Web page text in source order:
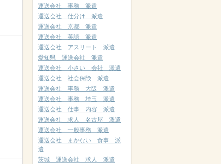
運送会社 事務 派遣
運送会社 仕分け 派遣
運送会社 京都 派遣
運送会社 英語 派遣
運送会社 アスリート 派遣
愛知県 運送会社 派遣
運送会社 小さい 会社 派遣
運送会社 社会保険 派遣
運送会社 事務 大阪 派遣
運送会社 事務 埼玉 派遣
運送会社 仕事 内容 派遣
運送会社 求人 名古屋 派遣
運送会社 一般事務 派遣
運送会社 まかない 食事 派
遣
茨城 運送会社 求人 派遣